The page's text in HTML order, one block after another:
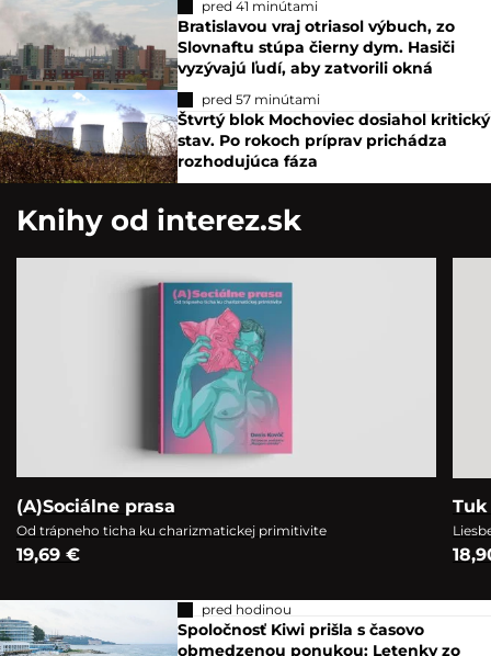
pred 41 minútami
Bratislavou vraj otriasol výbuch, zo
Slovnaftu stúpa čierny dym. Hasiči
vyzývajú ľudí, aby zatvorili okná
pred 57 minútami
Štvrtý blok Mochoviec dosiahol kritický
stav. Po rokoch príprav prichádza
rozhodujúca fáza
Knihy od interez.sk
(A)Sociálne prasa
Od trápneho ticha ku charizmatickej primitivite
19,69 €
pred hodinou
Spoločnosť Kiwi prišla s časovo
obmedzenou ponukou: Letenky zo